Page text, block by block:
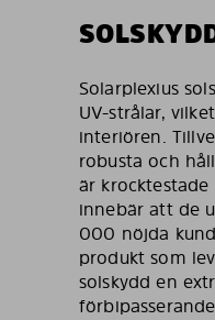
Solarplexius
UV-strålar,
interiören.
robusta och
är krocktestade
innebär att de
000 nöjda
produkt som
solskydd en